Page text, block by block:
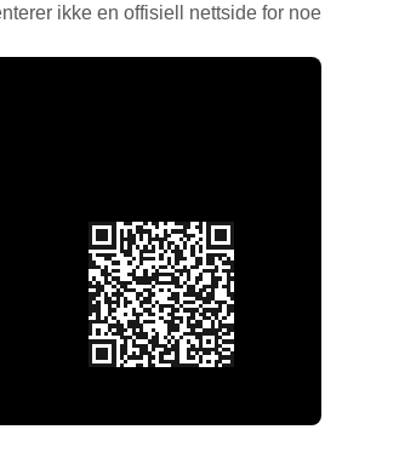
ikke en offisiell nettside for noe